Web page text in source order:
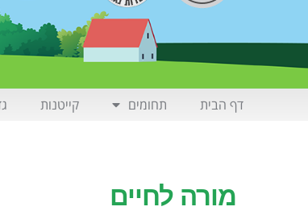
דף הבית תחומים קייטנות
מורה לחיים